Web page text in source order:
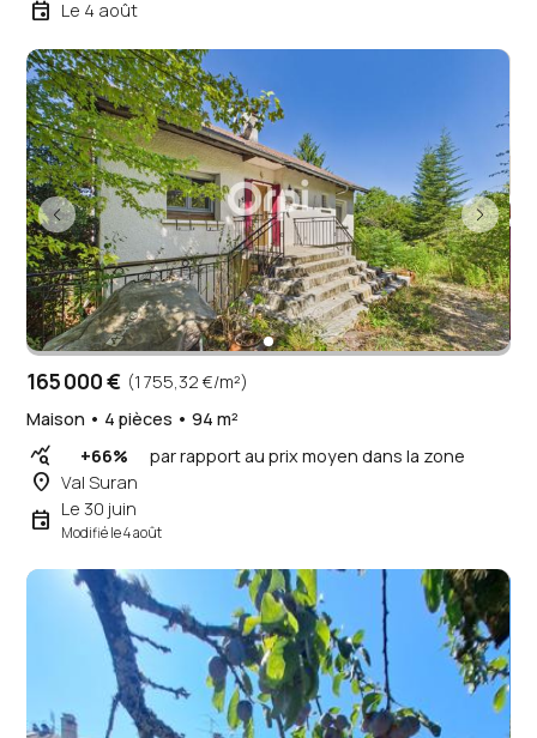
event Le 4 août
165 000 € (1 755,32 €/m²)
Maison • 4 pièces • 94 m²
query_stats +66% par rapport au prix moyen dans la zone
place Val Suran
event Le 30 juin
Modifié le 4 août